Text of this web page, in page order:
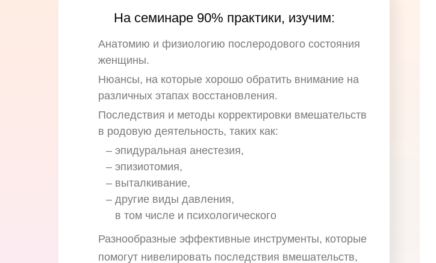
На семинаре 90% практики, изучим:
Анатомию и физиологию послеродового состояния
женщины.
Нюансы, на которые хорошо обратить внимание на
различных этапах восстановления.
Последствия и методы корректировки вмешательств
в родовую деятельность, таких как:
– эпидуральная анестезия,
– эпизиотомия,
– выталкивание,
– другие виды давления,
в том числе и психологического
Разнообразные эффективные инструменты, которые
помогут нивелировать последствия вмешательств,